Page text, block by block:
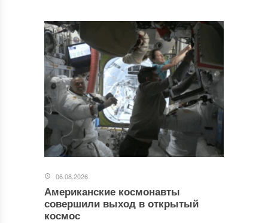
06.08.2026
Американские космонавты
совершили выход в открытый
космос